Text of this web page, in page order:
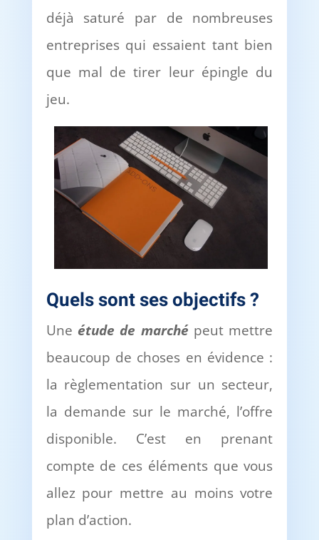
déjà saturé par de nombreuses
entreprises qui essaient tant bien
que mal de tirer leur épingle du
jeu.
Quels sont ses objectifs?
Une étude de marché peut mettre
beaucoup de choses en évidence :
la règlementation sur un secteur,
la demande sur le marché, l’offre
disponible. C’est en prenant
compte de ces éléments que vous
allez pour mettre au moins votre
plan d’action.